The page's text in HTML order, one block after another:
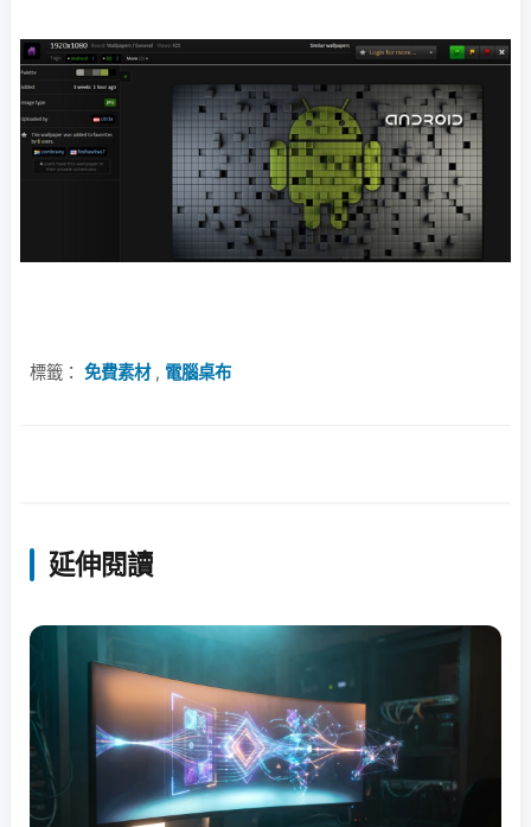
標籤： 免費素材, 電腦桌布
延伸閱讀